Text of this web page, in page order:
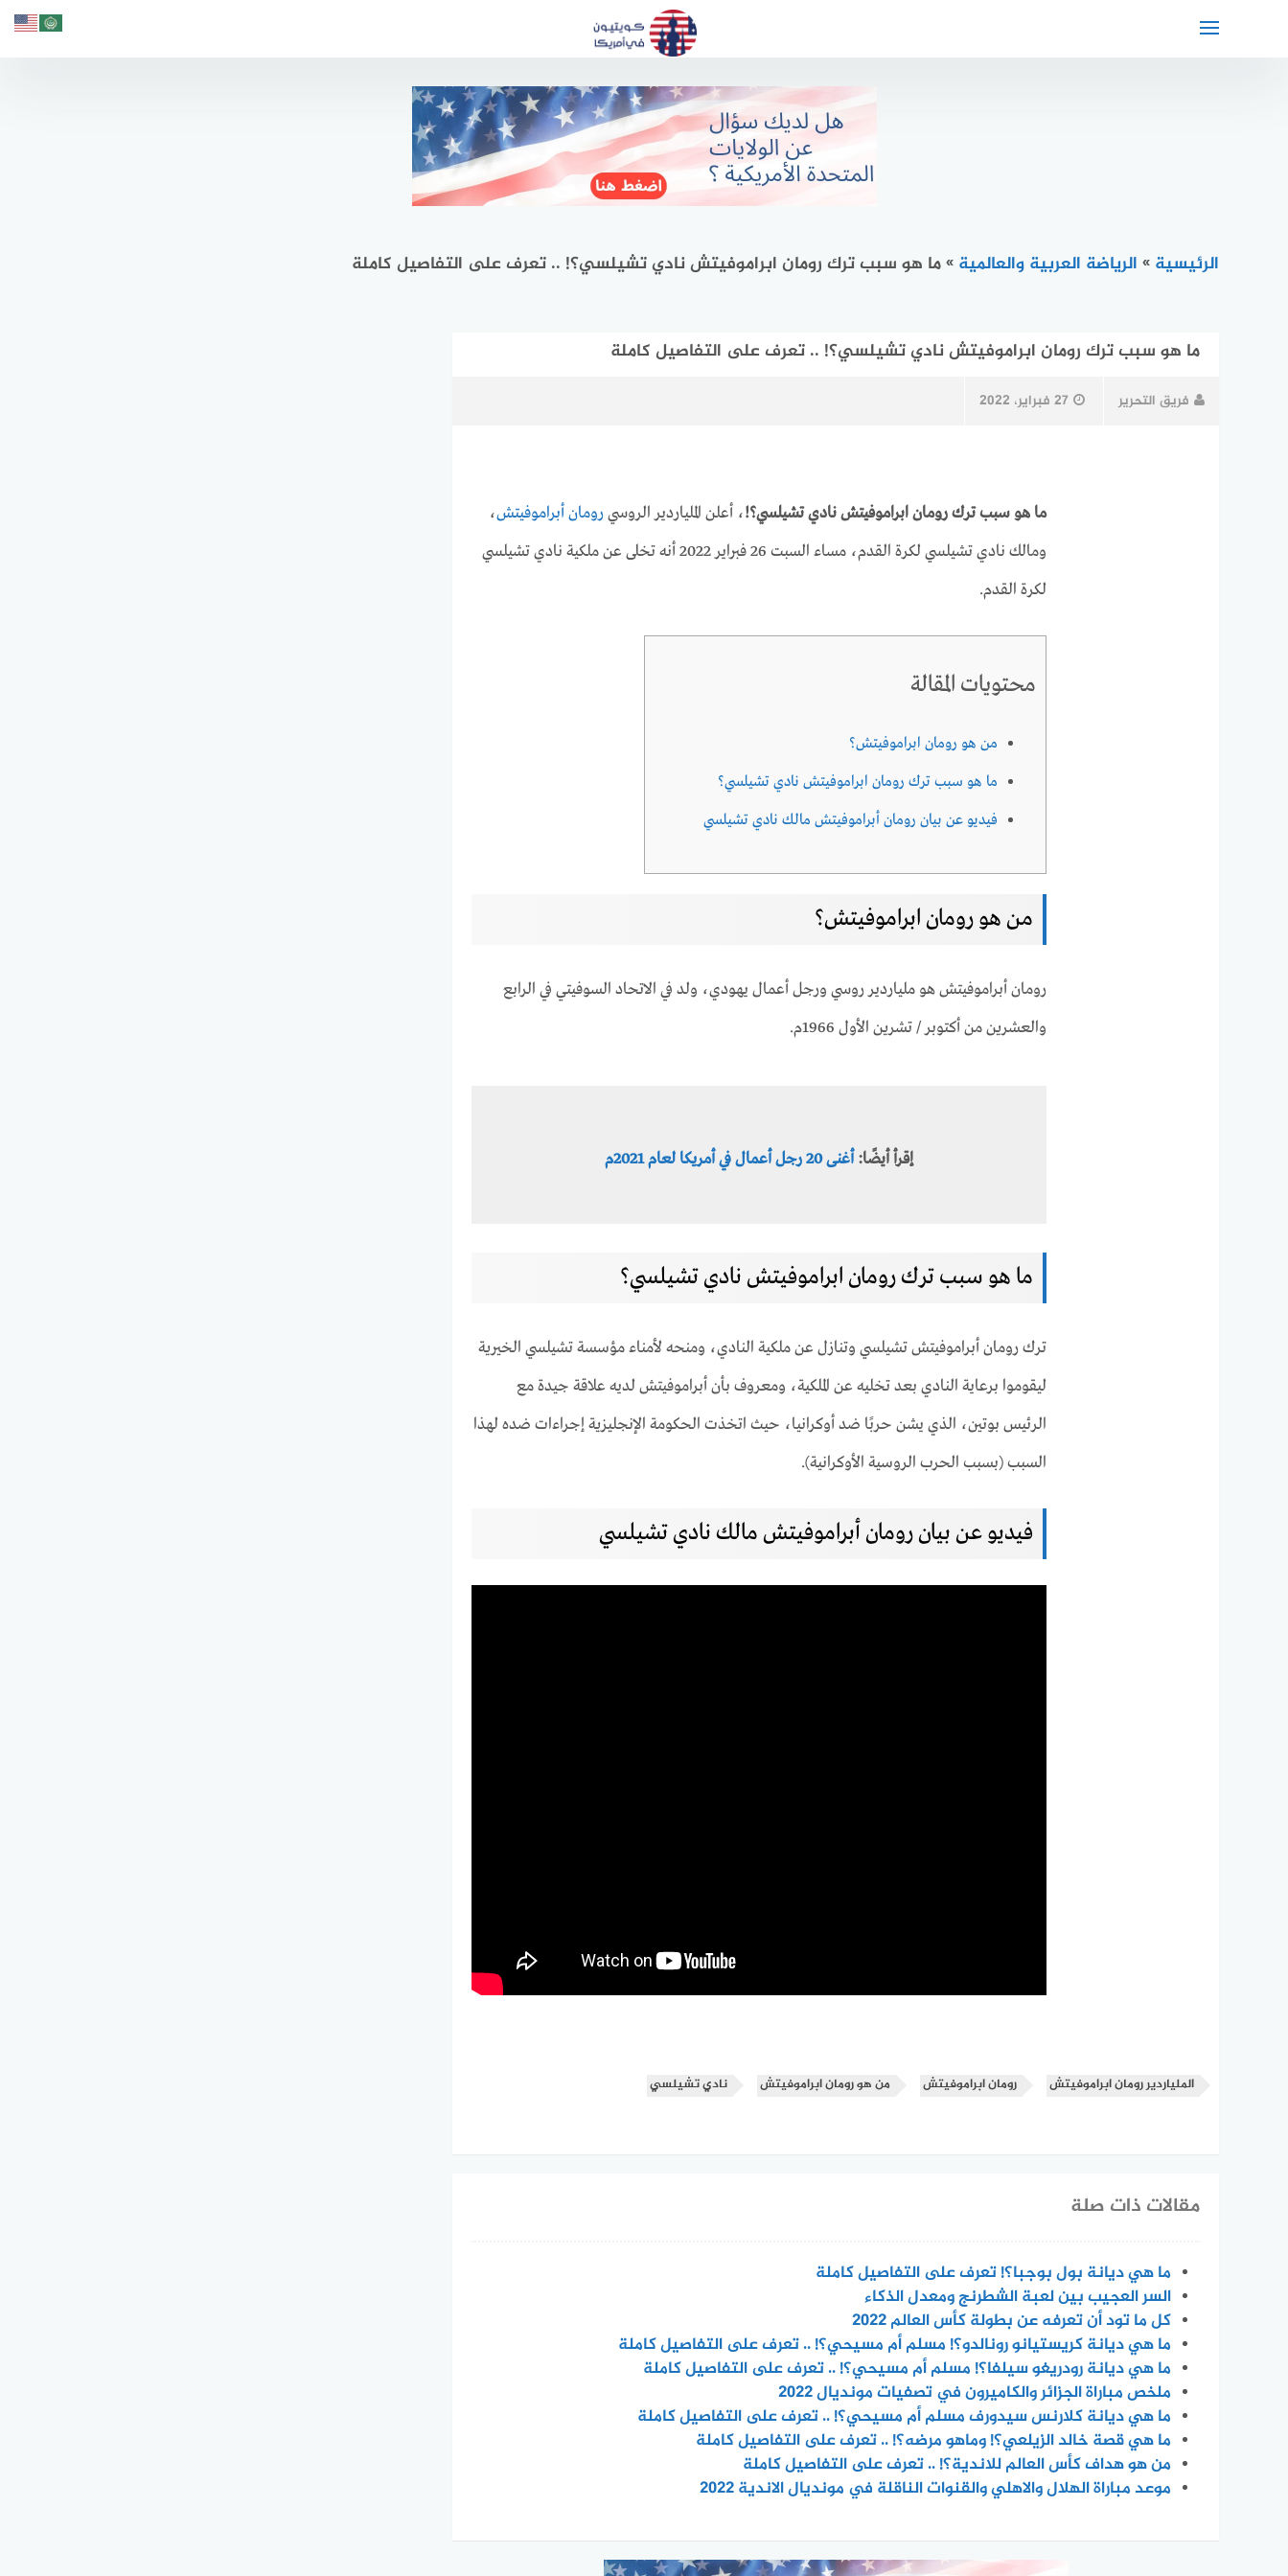
الرئيسية » الرياضة العربية والعالمية »ما هو سبب ترك رومان ابراموفيتش نادي تشيلسي؟! .. تعرف على التفاصيل كاملة
ما هو سبب ترك رومان ابراموفيتش نادي تشيلسي؟! .. تعرف على التفاصيل كاملة
فريق التحرير 27 فبراير، 2022
ما هو سبب ترك رومان ابراموفيتش نادي تشيلسي؟!، أعلن الملياردير الروسيرومان أبراموفيتش،
ومالك نادي تشيلسي لكرة القدم، مساء السبت 26 فبراير 2022 أنه تخلى عن ملكية نادي تشيلسي
لكرة القدم.
محتويات المقالة
من هو رومان ابراموفيتش؟
ما هو سبب ترك رومان ابراموفيتش نادي تشيلسي؟
فيديو عن بيان رومان أبراموفيتش مالك نادي تشيلسي
من هو رومان ابراموفيتش؟
رومان أبراموفيتش هو ملياردير روسي ورجل أعمال يهودي، ولد في الاتحاد السوفيتي في الرابع
والعشرين من أكتوبر / تشرين الأول 1966م.
إقرأ أيضًا: أغنى 20 رجل أعمال في أمريكا لعام 2021م
ما هو سبب ترك رومان ابراموفيتش نادي تشيلسي؟
ترك رومان أبراموفيتش تشيلسي وتنازل عن ملكية النادي، ومنحه لأمناء مؤسسة تشيلسي الخيرية
ليقوموا برعاية النادي بعد تخليه عن الملكية، ومعروف بأن أبراموفيتش لديه علاقة جيدة مع
الرئيس بوتين، الذي يشن حربًا ضد أوكرانيا، حيث اتخذت الحكومة الإنجليزية إجراءات ضده لهذا
السبب (بسبب الحرب الروسية الأوكرانية).
فيديو عن بيان رومان أبراموفيتش مالك نادي تشيلسي
الملياردير رومان ابراموفيتش رومان ابراموفيتش من هو رومان ابراموفيتش نادي تشيلسي
مقالات ذات صلة
ما هي ديانة بول بوجبا؟! تعرف على التفاصيل كاملة
السر العجيب بين لعبة الشطرنج ومعدل الذكاء
كل ما تود أن تعرفه عن بطولة كأس العالم 2022
ما هي ديانة كريستيانو رونالدو؟! مسلم أم مسيحي؟! .. تعرف على التفاصيل كاملة
ما هي ديانة رودريغو سيلفا؟! مسلم أم مسيحي؟! .. تعرف على التفاصيل كاملة
ملخص مباراة الجزائر والكاميرون في تصفيات مونديال 2022
ما هي ديانة كلارنس سيدورف مسلم أم مسيحي؟! .. تعرف على التفاصيل كاملة
ما هي قصة خالد الزيلعي؟! وماهو مرضه؟! .. تعرف على التفاصيل كاملة
من هو هداف كأس العالم للاندية؟! .. تعرف على التفاصيل كاملة
موعد مباراة الهلال والاهلي والقنوات الناقلة في مونديال الاندية 2022